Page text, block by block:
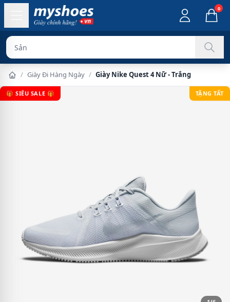
0
Sản phẩm chính
/ Giày Đi Hàng Ngày / Giày Nike Quest 4 Nữ - Trắng
🎁 SIÊU SALE 🎁 TẶNG TẤT